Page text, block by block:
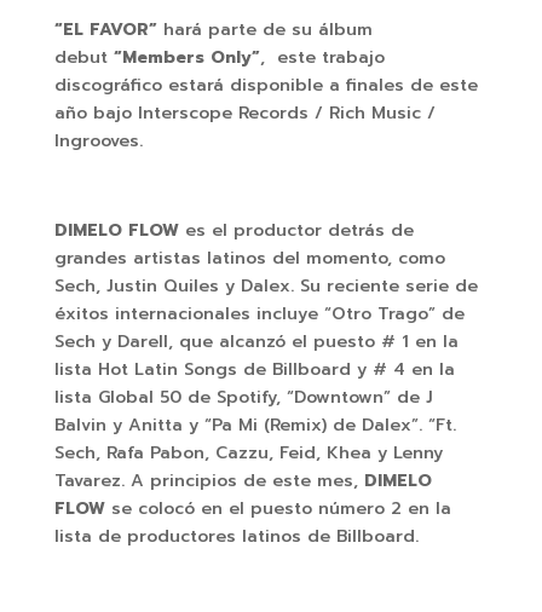
“EL FAVOR”hará parte de su álbum
debut “Members Only”, este trabajo
discográfico estará disponible a finales de este
año bajo Interscope Records / Rich Music /
Ingrooves.
DIMELO FLOWes el productor detrás de
grandes artistas latinos del momento, como
Sech, Justin Quiles y Dalex. Su reciente serie de
éxitos internacionales incluye “Otro Trago” de
Sech y Darell, que alcanzó el puesto # 1 en la
lista Hot Latin Songs de Billboard y # 4 en la
lista Global 50 de Spotify, “Downtown” de J
Balvin y Anitta y “Pa Mi (Remix) de Dalex”. “Ft.
Sech, Rafa Pabon, Cazzu, Feid, Khea y Lenny
Tavarez. A principios de este mes, DIMELO
FLOWse colocó en el puesto número 2 en la
lista de productores latinos de Billboard.